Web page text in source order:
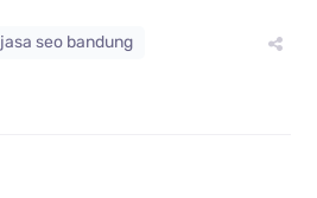
jasa seo bandung